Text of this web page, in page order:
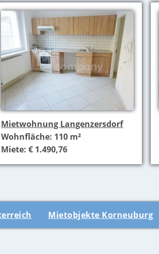
Mietwohnung Langenzersdorf
Wohnfläche: 110 m²
Miete: € 1.490,76
Mietobjekte Korneuburg